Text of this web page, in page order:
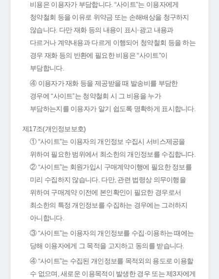
비용은 이용자가 부담합니다. “사이트”는 이용자에게
청약철회 등을 이유로 위약금 또는 손해배상을 청구하지
않습니다. 다만 재화 등의 내용이 표시·광고 내용과
다르거나 계약내용과 다르게 이행되어 청약철회 등을 하는
경우 재화 등의 반환에 필요한 비용은 “사이트”이
부담합니다.
④ 이용자가 재화 등을 제공받을 때 발송비를 부담한
경우에 “사이트”는 청약철회 시 그 비용을 누가
부담하는지를 이용자가 알기 쉽도록 명확하게 표시합니다.
제17조(개인정보보호)
① “사이트”는 이용자의 개인정보 수집시 서비스제공을
위하여 필요한 범위에서 최소한의 개인정보를 수집합니다.
② “사이트”는 회원가입시 구매계약이행에 필요한 정보를
미리 수집하지 않습니다. 다만, 관련 법령상 의무이행을
위하여 구매계약 이전에 본인확인이 필요한 경우로서
최소한의 특정 개인정보를 수집하는 경우에는 그러하지
아니합니다.
③ “사이트”는 이용자의 개인정보를 수집·이용하는 때에는
당해 이용자에게 그 목적을 고지하고 동의를 받습니다.
④ “사이트”는 수집된 개인정보를 목적외의 용도로 이용할
수 없으며, 새로운 이용목적이 발생한 경우 또는 제3자에게